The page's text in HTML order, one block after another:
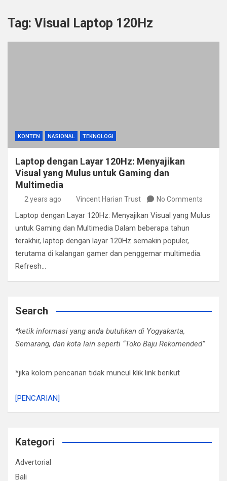
Tag: Visual Laptop 120Hz
KONTEN NASIONAL TEKNOLOGI
Laptop dengan Layar 120Hz: Menyajikan
Visual yang Mulus untuk Gaming dan
Multimedia
2 years ago Vincent Harian Trust No Comments
Laptop dengan Layar 120Hz: Menyajikan Visual yang Mulus
untuk Gaming dan Multimedia Dalam beberapa tahun
terakhir, laptop dengan layar 120Hz semakin populer,
terutama di kalangan gamer dan penggemar multimedia.
Refresh…
Search
*ketik informasi yang anda butuhkan di Yogyakarta,
Semarang, dan kota lain seperti “Toko Baju Rekomended”
*jika kolom pencarian tidak muncul klik link berikut
[PENCARIAN]
Kategori
Advertorial
Bali